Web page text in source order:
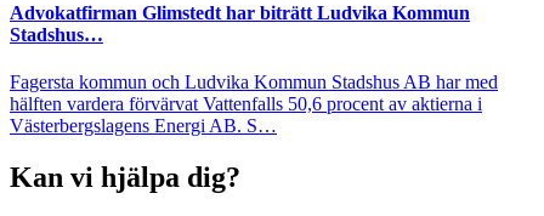
Advokatfirman Glimstedt har biträtt Ludvika Kommun
Stadshus…
Fagersta kommun och Ludvika Kommun Stadshus AB har med
hälften vardera förvärvat Vattenfalls 50,6 procent av aktierna i
Västerbergslagens Energi AB. S…
Kan vi hjälpa dig?